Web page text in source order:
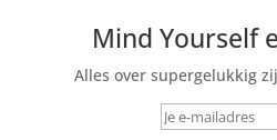
Mind Yourself
Alles over supergelukkig